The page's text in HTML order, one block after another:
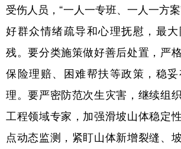
受伤人员，“一人一专班、一人一方
好群众情绪疏导和心理抚慰，最
残。要分类施策做好善后处置，严
保险理赔、困难帮扶等政策，稳
理。要严密防范次生灾害，继续组
工程领域专家，加强滑坡山体稳定
点动态监测，紧盯山体新增裂缝、